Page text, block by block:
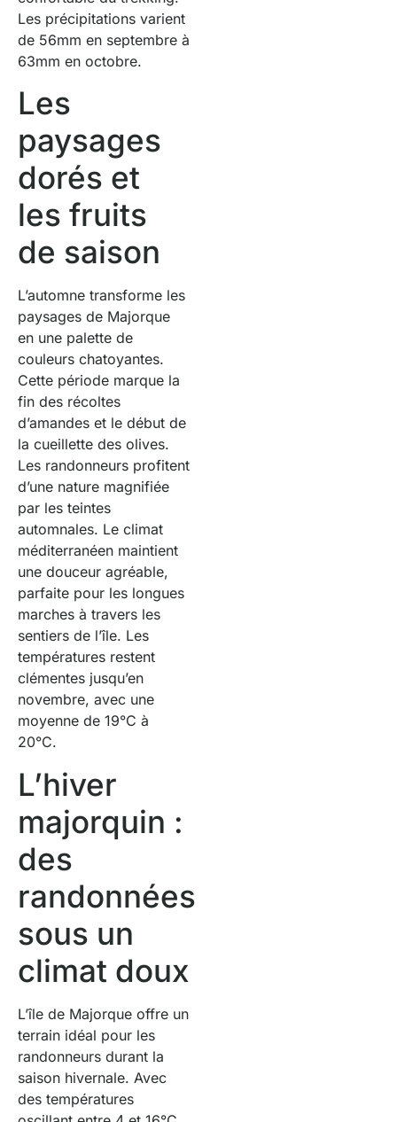
Les précipitations varient
de 56mm en septembre à
63mm en octobre.
Les
paysages
dorés et
les fruits
de saison
L’automne transforme les
paysages de Majorque
en une palette de
couleurs chatoyantes.
Cette période marque la
fin des récoltes
d’amandes et le début de
la cueillette des olives.
Les randonneurs profitent
d’une nature magnifiée
par les teintes
automnales. Le climat
méditerranéen maintient
une douceur agréable,
parfaite pour les longues
marches à travers les
sentiers de l’île. Les
températures restent
clémentes jusqu’en
novembre, avec une
moyenne de 19°C à
20°C.
L’hiver
majorquin :
des
randonnées
sous un
climat doux
L’île de Majorque offre un
terrain idéal pour les
randonneurs durant la
saison hivernale. Avec
des températures